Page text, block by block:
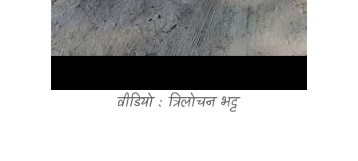
वीडियो : त्रिलोचन भट्ट